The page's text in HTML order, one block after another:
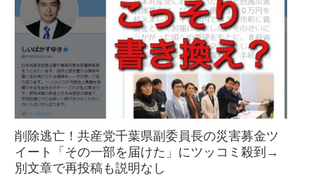
削除逃亡！共産党千葉県副委員長の災害募金ツ
イート「その一部を届けた」にツッコミ殺到→
別文章で再投稿も説明なし